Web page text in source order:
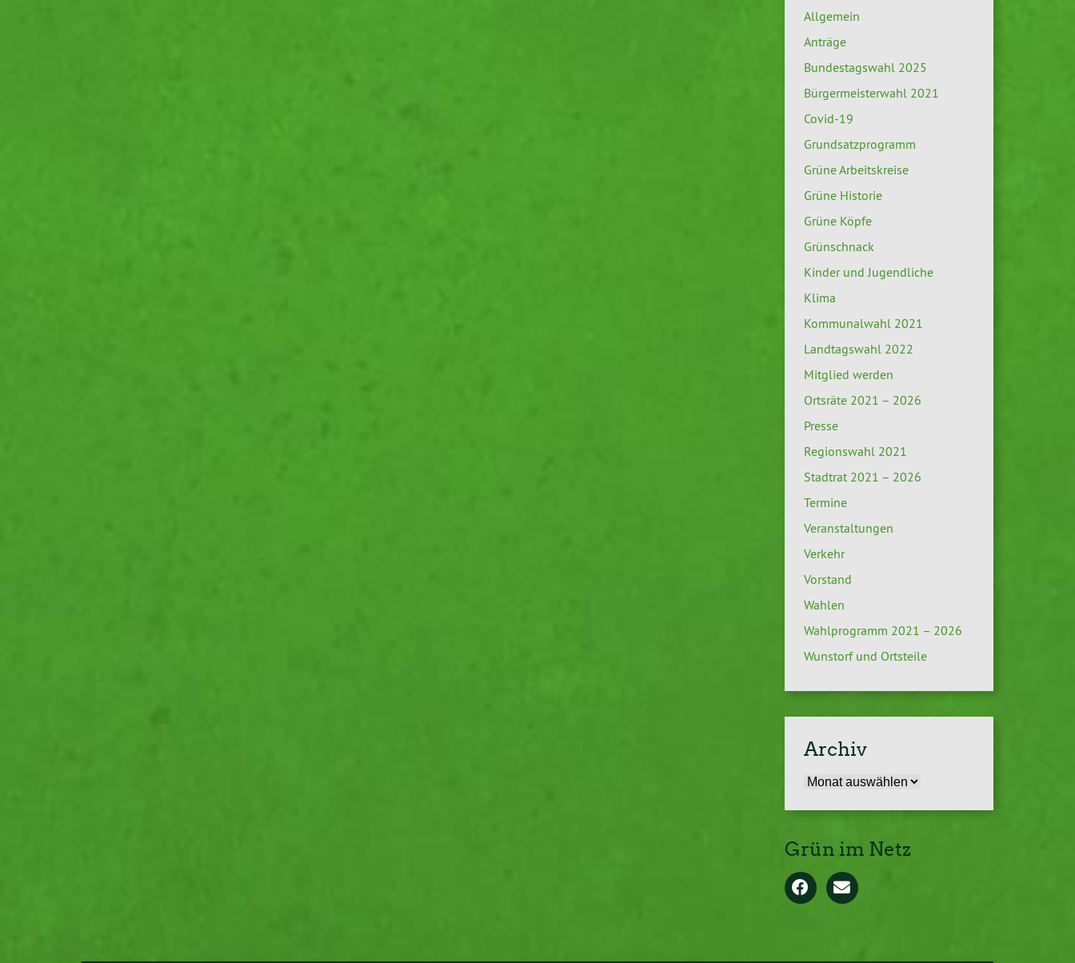
Allgemein
Anträge
Bundestagswahl 2025
Bürgermeisterwahl 2021
Covid-19
Grundsatzprogramm
Grüne Arbeitskreise
Grüne Historie
Grüne Köpfe
Grünschnack
Kinder und Jugendliche
Klima
Kommunalwahl 2021
Landtagswahl 2022
Mitglied werden
Ortsräte 2021 – 2026
Presse
Regionswahl 2021
Stadtrat 2021 – 2026
Termine
Veranstaltungen
Verkehr
Vorstand
Wahlen
Wahlprogramm 2021 – 2026
Wunstorf und Ortsteile
Archiv
Archiv
Grün im Netz